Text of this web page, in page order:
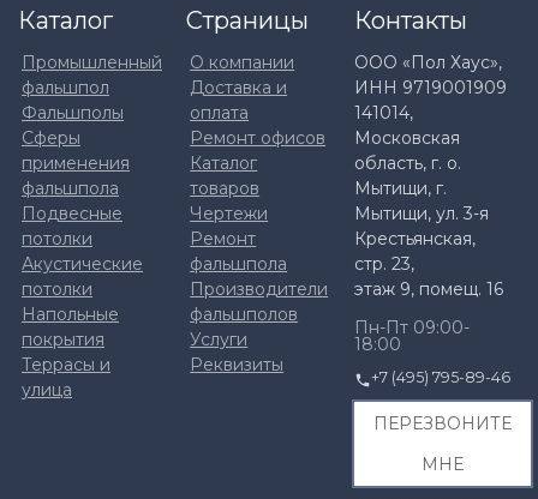
Контакты
ООО «Пол Хаус»,
ИНН 9719001909
141014,
Московская
область, г. о.
Мытищи, г.
Мытищи, ул. 3-я
Крестьянская,
стр. 23,
этаж 9, помещ. 16
Пн-Пт 09:00-
18:00
+7 (495) 795-89-46
ПЕРЕЗВОНИТЕ
МНЕ
Каталог
Промышленный
фальшпол
Фальшполы
Сферы
применения
фальшпола
Подвесные
потолки
Акустические
потолки
Напольные
покрытия
Террасы и
улица
Страницы
О компании
Доставка и
оплата
Ремонт офисов
Каталог
товаров
Чертежи
Ремонт
фальшпола
Производители
фальшполов
Услуги
Реквизиты